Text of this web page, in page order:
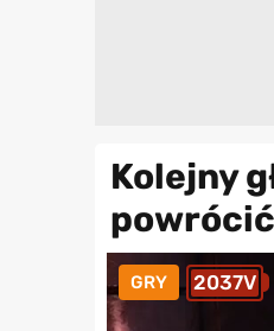
Kolejny
powrócić
GRY 2037V